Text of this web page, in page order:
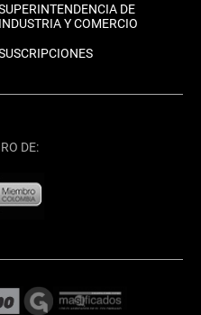
DE
INDUSTRIA Y COMERCIO
DE: